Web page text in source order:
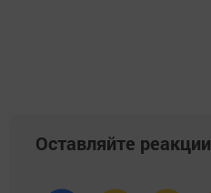
Оставляйте реакции